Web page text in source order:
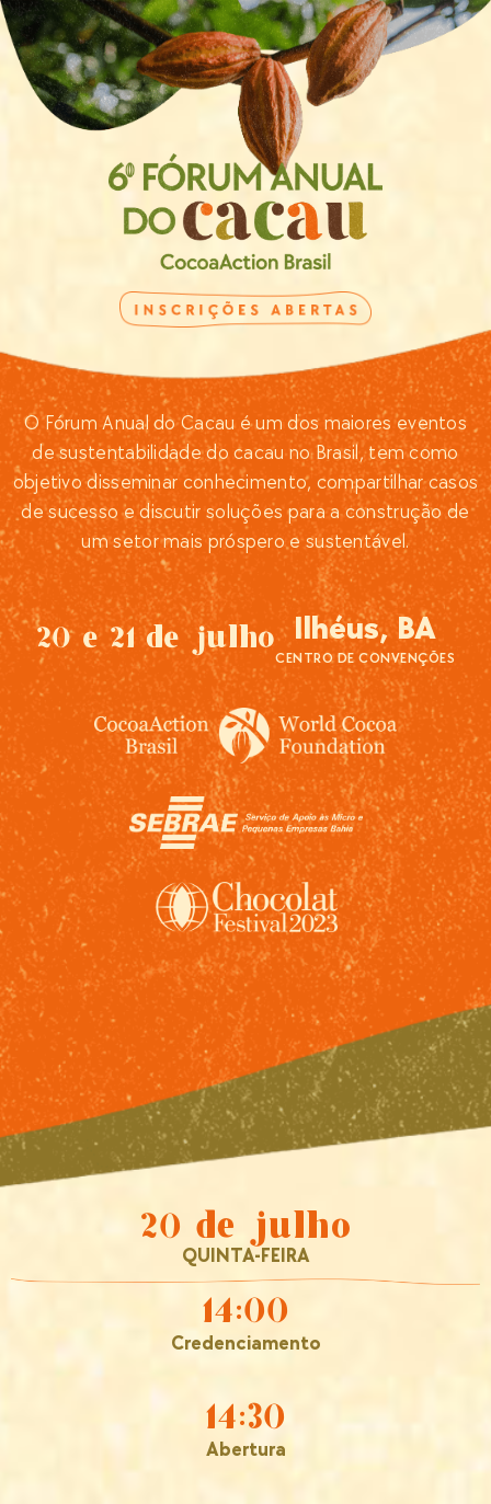
O Fórum Anual do Cacau é um dos maiores eventos
de sustentabilidade do cacau no Brasil, tem como
objetivo disseminar conhecimento, compartilhar casos
de sucesso e discutir soluções para a construção de
um setor mais próspero e sustentável.
20 e 21 de julho Ilhéus, BA
CENTRO DE CONVENÇÕES
20 de julho
QUINTA-FEIRA
14:00
Credenciamento
14:30
Abertura